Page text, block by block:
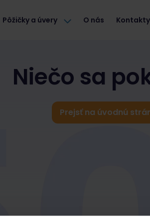
Pôžičky a úvery O nás Kontakty
Niečo sa
Prejsť na úvodnú